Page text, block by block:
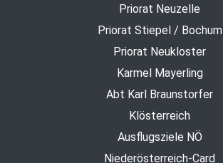
Priorat Neuzelle
Priorat Stiepel / Bochum
Priorat Neukloster
Karmel Mayerling
Abt Karl Braunstorfer
Klösterreich
Ausflugsziele NÖ
Niederösterreich-Card